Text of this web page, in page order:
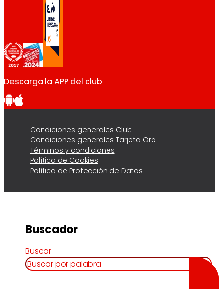
Descarga la APP del club
Condiciones generales Club
Condiciones generales Tarjeta Oro
Términos y condiciones
Política de Cookies
Política de Protección de Datos
Buscador
Buscar